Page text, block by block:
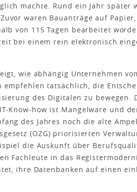
machte. Rund ein Jahr später
waren Bauanträge auf
von 115 Tagen bearbeitet
bei einem rein elektronisch
wie abhängig Unternehmen
empfehlen tatsächlich, die
des Digitalen zu bewegen.
Know-how ist Mangelware und
des Jahres noch die alte
(OZG) priorisierten
die Auskunft über
Fachleute in das
ihre Datenbanken auf einen